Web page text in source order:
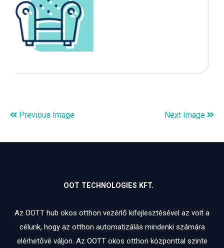
Previous Image Next Image
OOT TECHNOLOGIES KFT.
Az OOTT hub okos otthon vezérlő kifejlesztésével az volt a
célunk, hogy az otthon automatizálás mindenki számára
elérhetővé váljon. Az OOTT okos otthon központtal szinte